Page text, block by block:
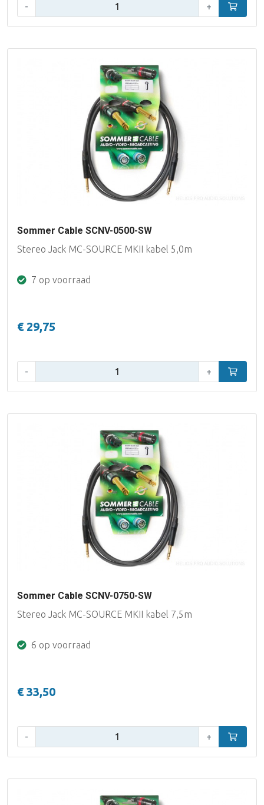
- + In
Sommer Cable SCNV-0500-SW
Stereo Jack MC-SOURCE MKII kabel 5,0m
7 op voorraad
€ 29,75
- + In
Sommer Cable SCNV-0750-SW
Stereo Jack MC-SOURCE MKII kabel 7,5m
6 op voorraad
€ 33,50
- + In